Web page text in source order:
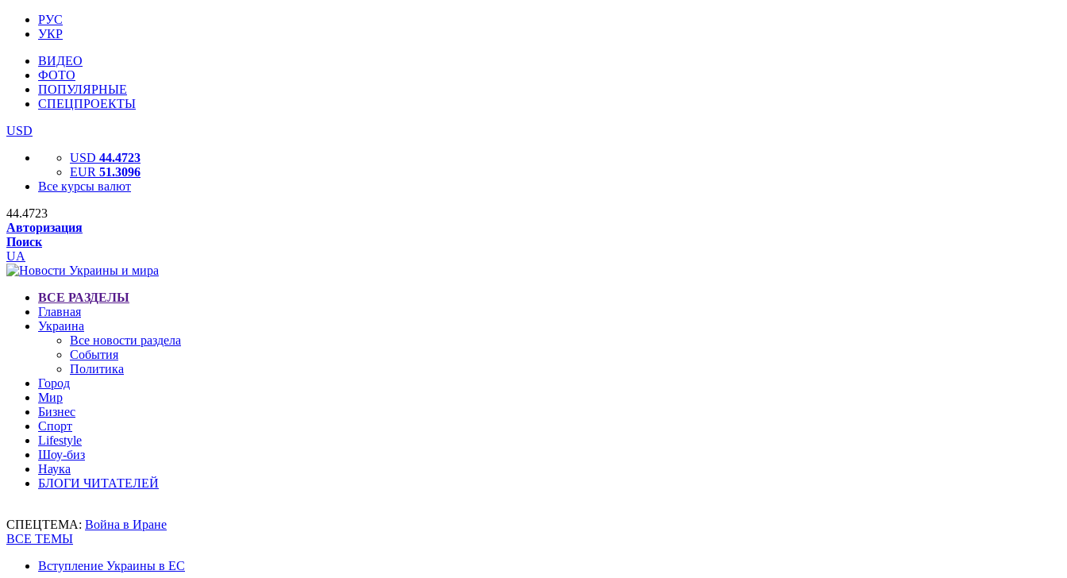
РУС
УКР
ВИДЕО
ФОТО
ПОПУЛЯРНЫЕ
СПЕЦПРОЕКТЫ
USD
USD 44.4723
EUR 51.3096
Все курсы валют
44.4723
Авторизация
Поиск
UA
ВСЕ РАЗДЕЛЫ
Главная
Украина
Все новости раздела
События
Политика
Город
Мир
Бизнес
Спорт
Lifestyle
Шоу-биз
Наука
БЛОГИ ЧИТАТЕЛЕЙ
СПЕЦТЕМА: Война в Иране
ВСЕ ТЕМЫ
Вступление Украины в ЕС